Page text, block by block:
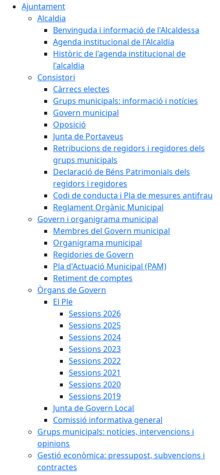
Ajuntament
Alcaldia
Benvinguda i informació de l'Alcaldessa
Agenda institucional de l'Alcaldia
Històric de l'agenda institucional de
l'alcaldia
Consistori
Càrrecs electes
Grups municipals: informació i notícies
Govern municipal
Oposició
Junta de Portaveus
Retribucions de regidors i regidores dels
grups municipals
Declaració de Béns Patrimonials dels
regidors i regidores
Codi de conducta i Pla de mesures antifrau
Reglament Orgànic Municipal
Govern i organigrama municipal
Membres del Govern municipal
Organigrama municipal
Regidories de Govern
Pla d'Actuació Municipal (PAM)
Retiment de comptes
Òrgans de Govern
El Ple
Sessions 2026
Sessions 2025
Sessions 2024
Sessions 2023
Sessions 2022
Sessions 2021
Sessions 2020
Sessions 2019
Junta de Govern Local
Comissió informativa general
Grups municipals: notícies, intervencions i
opinions
Gestió econòmica: pressupost, subvencions i
contractes